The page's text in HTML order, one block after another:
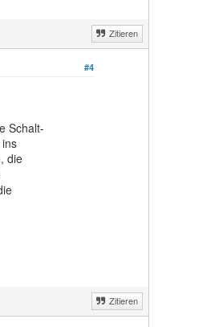
Zitieren
#4
Schalt-
die
Zitieren